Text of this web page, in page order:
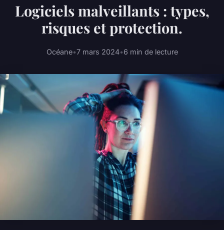
Logiciels malveillants : types,
risques et protection.
Océane•7 mars 2024•6 min de lecture